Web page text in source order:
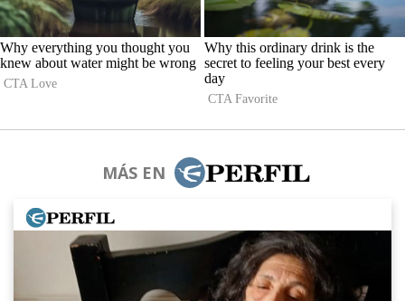
MÁS EN